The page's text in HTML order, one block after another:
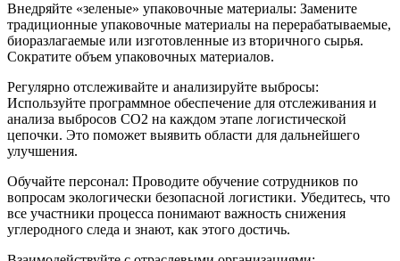
Внедряйте «зеленые» упаковочные материалы: Замените
традиционные упаковочные материалы на перерабатываемые,
биоразлагаемые или изготовленные из вторичного сырья.
Сократите объем упаковочных материалов.
Регулярно отслеживайте и анализируйте выбросы:
Используйте программное обеспечение для отслеживания и
анализа выбросов CO2 на каждом этапе логистической
цепочки. Это поможет выявить области для дальнейшего
улучшения.
Обучайте персонал: Проводите обучение сотрудников по
вопросам экологически безопасной логистики. Убедитесь, что
все участники процесса понимают важность снижения
углеродного следа и знают, как этого достичь.